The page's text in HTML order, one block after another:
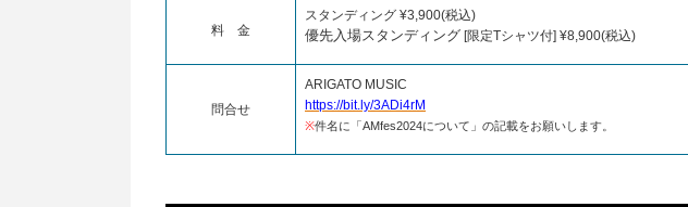
料 金
スタンディング ¥3,900(税込)
優先入場スタンディング [限定Tシャツ付] ¥8,900(税込)
問合せ
ARIGATO MUSIC
https://bit.ly/3ADi4rM
※件名に「AMfes2024について」の記載をお願いします。